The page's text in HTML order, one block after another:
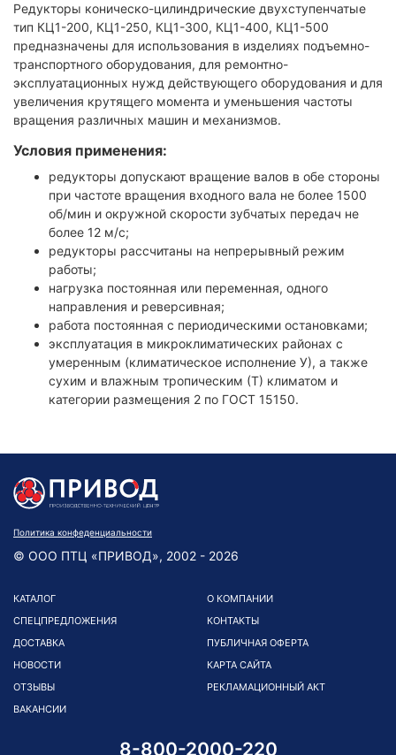
Редукторы коническо-цилиндрические двухступенчатые
тип КЦ1-200, КЦ1-250, КЦ1-300, КЦ1-400, КЦ1-500
предназначены для использования в изделиях подъемно-
транспортного оборудования, для ремонтно-
эксплуатационных нужд действующего оборудования и для
увеличения крутящего момента и уменьшения частоты
вращения различных машин и механизмов.
Условия применения:
редукторы допускают вращение валов в обе стороны
при частоте вращения входного вала не более 1500
об/мин и окружной скорости зубчатых передач не
более 12 м/с;
редукторы рассчитаны на непрерывный режим
работы;
нагрузка постоянная или переменная, одного
направления и реверсивная;
работа постоянная с периодическими остановками;
эксплуатация в микроклиматических районах с
умеренным (климатическое исполнение У), а также
сухим и влажным тропическим (Т) климатом и
категории размещения 2 по ГОСТ 15150.
Политика конфеденциальности
© ООО ПТЦ «ПРИВОД», 2002 - 2026
КАТАЛОГ
СПЕЦПРЕДЛОЖЕНИЯ
ДОСТАВКА
НОВОСТИ
ОТЗЫВЫ
ВАКАНСИИ
О КОМПАНИИ
КОНТАКТЫ
ПУБЛИЧНАЯ ОФЕРТА
КАРТА САЙТА
РЕКЛАМАЦИОННЫЙ АКТ
8-800-2000-220